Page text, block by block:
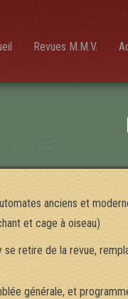
Revues M.M.V.
anciens et
et cage à oiseau)
retire de la revue,
générale, et